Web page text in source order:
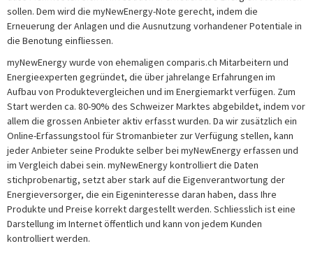
sollen. Dem wird die myNewEnergy-Note gerecht, indem die
Erneuerung der Anlagen und die Ausnutzung vorhandener Potentiale in
die Benotung einfliessen.
myNewEnergy wurde von ehemaligen comparis.ch Mitarbeitern und
Energieexperten gegründet, die über jahrelange Erfahrungen im
Aufbau von Produktevergleichen und im Energiemarkt verfügen. Zum
Start werden ca. 80-90% des Schweizer Marktes abgebildet, indem vor
allem die grossen Anbieter aktiv erfasst wurden. Da wir zusätzlich ein
Online-Erfassungstool für Stromanbieter zur Verfügung stellen, kann
jeder Anbieter seine Produkte selber bei myNewEnergy erfassen und
im Vergleich dabei sein. myNewEnergy kontrolliert die Daten
stichprobenartig, setzt aber stark auf die Eigenverantwortung der
Energieversorger, die ein Eigeninteresse daran haben, dass Ihre
Produkte und Preise korrekt dargestellt werden. Schliesslich ist eine
Darstellung im Internet öffentlich und kann von jedem Kunden
kontrolliert werden.